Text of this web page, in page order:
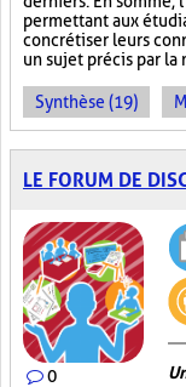
permettant aux
concrétiser leurs
un sujet précis par
Synthèse (19)
LE FORUM DE
0